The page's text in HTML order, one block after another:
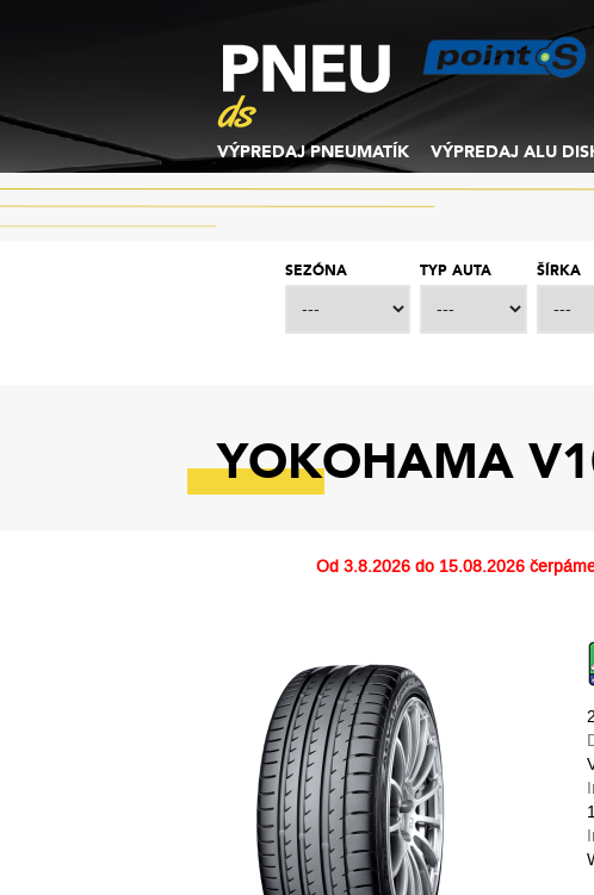
VÝPREDAJ PNEUMATÍK VÝPREDAJ ALU
SEZÓNA TYP AUTA ŠÍRKA
YOKOHAMA
Od 3.8.2026 do 15.08.2026